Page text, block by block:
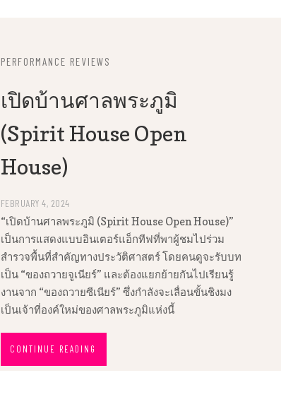
PERFORMANCE REVIEWS
เปิดบ้านศาลพระภูมิ
(Spirit House Open
House)
FEBRUARY 4, 2024
“เปิดบ้านศาลพระภูมิ (Spirit House Open House)”
เป็นการแสดงแบบอินเตอร์แอ็กทีฟที่พาผู้ชมไปร่วม
สำรวจพื้นที่สำคัญทางประวัติศาสตร์ โดยคนดูจะรับบท
เป็น “ของถวายจูเนียร์” และต้องแยกย้ายกันไปเรียนรู้
งานจาก “ของถวายซีเนียร์” ซึ่งกำลังจะเลื่อนขั้นชิงมง
เป็นเจ้าที่องค์ใหม่ของศาลพระภูมิแห่งนี้
CONTINUE READING